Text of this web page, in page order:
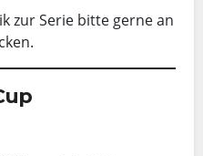
zur Serie bitte gerne an